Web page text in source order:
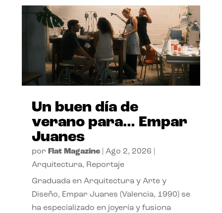
Un buen día de
verano para… Empar
Juanes
por Flat Magazine| Ago 2, 2026
Arquitectura, Reportaje
Graduada en Arquitectura y Arte y
Diseño, Empar Juanes (Valencia, 1990) se
ha especializado en joyería y fusiona